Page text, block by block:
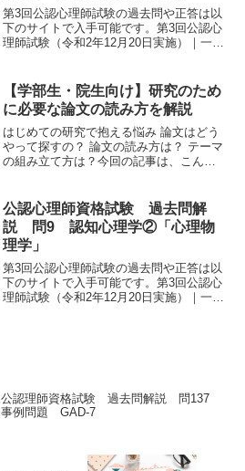
第3回公認心理師試験の過去問や正答は以
下のサイトで入手可能です。第3回公認心
理師試験（令和2年12月20日実施）｜一般
ることで「自分に必要な知識は何か」を
知るための手が...
【学部生・院生向け】研究のため
に必要な論文の読み方を解説
はじめての研究で抱える悩み 論文はどう
やって探すの？ 論文の読み方は？ テーマ
の組み立て方は？今回の記事は、こんな
まれているように、心理職にとって研究
は重要な仕事のひと...
公認心理師資格試験 過去問解
説 問9 認知心理学②「心理物
理学」
第3回公認心理師試験の過去問や正答は以
下のサイトで入手可能です。第3回公認心
理師試験（令和2年12月20日実施）｜一般
公認理師資格試験 過去問解説 問137
事例問題 GAD-7